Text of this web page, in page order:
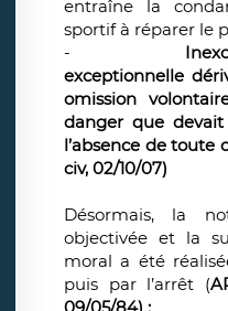
entraîne la
sportif à réparer le
-
exceptionnelle
omission
danger que
l’absence de toute
civ, 02/10/07)
Désormais, la
objectivée et la
moral a été
puis par l’arrêt (